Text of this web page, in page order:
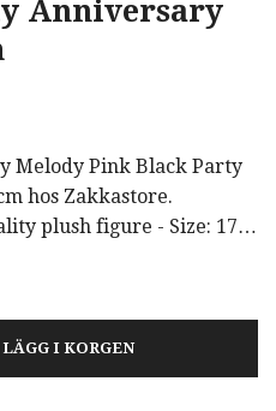
Anniversary
Melody Pink Black Party
hos Zakkastore.
plush figure - Size: 17…
LÄGG I KORGEN